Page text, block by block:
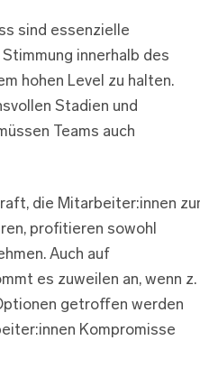
sind essenzielle
innerhalb des
hohen Level zu halten.
Stadien und
Teams auch
die Mitarbeiter:innen
profitieren sowohl
Auch auf
es zuweilen an, wenn z.
getroffen werden
Kompromisse